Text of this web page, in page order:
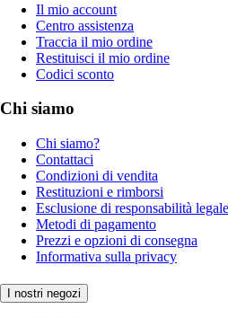
Il mio account
Centro assistenza
Traccia il mio ordine
Restituisci il mio ordine
Codici sconto
Chi siamo
Chi siamo?
Contattaci
Condizioni di vendita
Restituzioni e rimborsi
Esclusione di responsabilità legale
Metodi di pagamento
Prezzi e opzioni di consegna
Informativa sulla privacy
I nostri negozi